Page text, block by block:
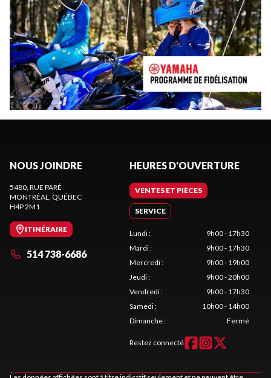
NOUS JOINDRE
5480, RUE PARÉ
MONTRÉAL, QUÉBEC
H4P 2M1
ITINÉRAIRE
514 738-6686
HEURES D'OUVERTURE
VENTES ET PIÈCES
SERVICE
Lundi:
9h00 - 17h30
Mardi:
9h00 - 17h30
Mercredi:
9h00 - 19h00
Jeudi:
9h00 - 20h00
Vendredi:
9h00 - 17h30
Samedi:
10h00 - 14h00
Dimanche: Fermé
Restez connecté